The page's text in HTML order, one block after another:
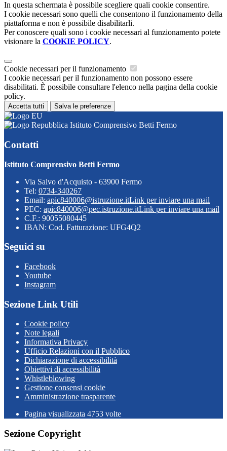
In questa schermata è possibile scegliere quali cookie consentire.
I cookie necessari sono quelli che consentono il funzionamento della
piattaforma e non è possibile disabilitarli.
Per conoscere quali sono i cookie necessari al funzionamento potete
visionare la COOKIE POLICY.
Cookie necessari per il funzionamento
I cookie necessari per il funzionamento non possono essere
disabilitati. È possibile consultare l'elenco nella pagina della cookie
policy.
Accetta tutti Salva le preferenze
Istituto Comprensivo Betti Fermo
Contatti
Istituto Comprensivo Betti Fermo
Via Salvo d'Acquisto - 63900 Fermo
Tel: 0734-340267
Email: apic840006@istruzione.itLink per inviare una mail
PEC: apic840006@pec.istruzione.itLink per inviare una mail
C.F.: 90055080445
IBAN: Cod. Fatturazione: UFG4Q2
Seguici su
Facebook
Youtube
Instagram
Sezione Link Utili
Cookie policy
Note legali
Informativa Privacy
Ufficio Relazioni con il Pubblico
Dichiarazione di accessibilità
Obiettivi di accessibilità
Whistleblowing
Gestione consensi cookie
Amministrazione trasparente
Pagina visualizzata 4753 volte
Sezione Copyright